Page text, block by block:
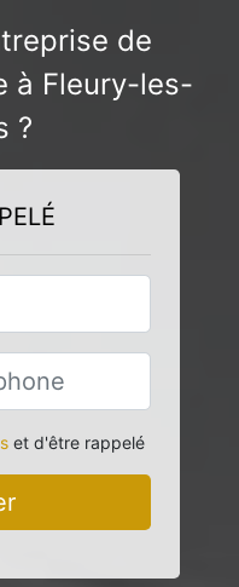
de
à Fleury-les-
?
et d'être rappelé